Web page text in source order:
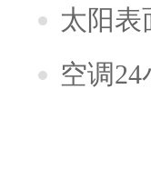
太阳表
空调